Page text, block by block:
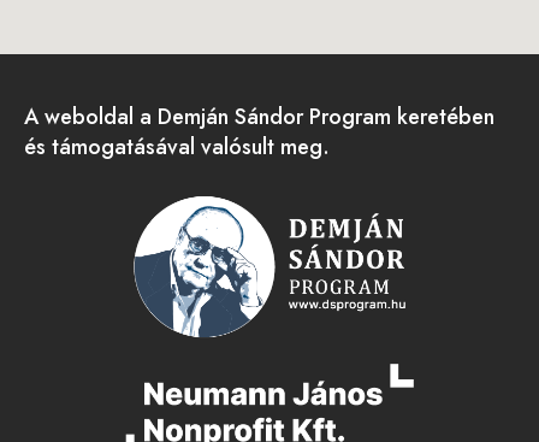
A weboldal a Demján Sándor Program keretében
és támogatásával valósult meg.